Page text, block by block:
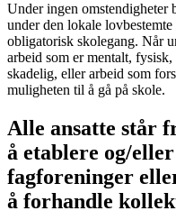
Under ingen omstendigheter
under den lokale
obligatorisk skolegang. Når
arbeid som er mentalt,
skadelig, eller arbeid som
muligheten til å gå på skole.
Alle ansatte står
å etablere og/
fagforeninger
å forhandle